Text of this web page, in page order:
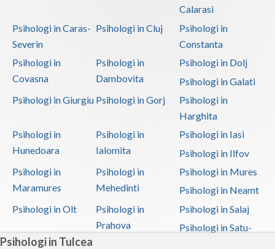
Psihologi in Tulcea
Calarasi
Psihologi in Caras-
Severin
Psihologi in Cluj
Psihologi in
Constanta
Psihologi in
Covasna
Psihologi in
Dambovita
Psihologi in Dolj
Psihologi in Galati
Psihologi in Giurgiu Psihologi in Gorj
Psihologi in
Harghita
Psihologi in
Hunedoara
Psihologi in
Ialomita
Psihologi in Iasi
Psihologi in Ilfov
Psihologi in
Maramures
Psihologi in
Mehedinti
Psihologi in Mures
Psihologi in Neamt
Psihologi in Olt
Psihologi in
Prahova
Psihologi in Salaj
Psihologi in Satu-